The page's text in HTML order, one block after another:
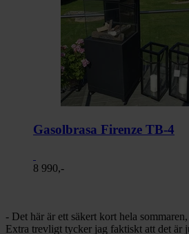
Gasolbrasa Firenze TB-4
8 990,-
- Det här är ett säkert kort hela
Extra trevligt tycker jag faktiskt att det är